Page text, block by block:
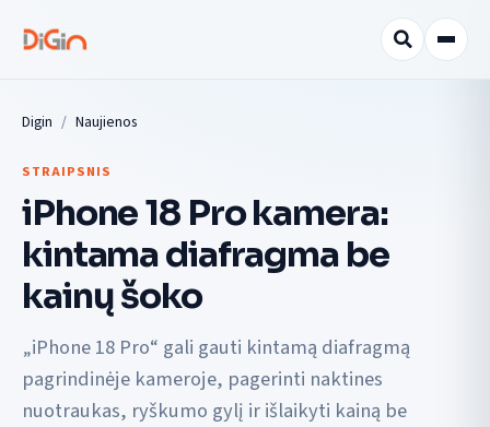
Digin Naujienos
STRAIPSNIS
iPhone 18 Pro kamera:
kintama diafragma be
kainų šoko
„iPhone 18 Pro“ gali gauti kintamą diafragmą
pagrindinėje kameroje, pagerinti naktines
nuotraukas, ryškumo gylį ir išlaikyti kainą be